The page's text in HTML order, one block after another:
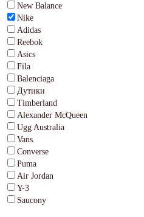
New Balance
Nike
Adidas
Reebok
Asics
Fila
Balenciaga
Дутики
Timberland
Alexander McQueen
Ugg Australia
Vans
Converse
Puma
Air Jordan
Y-3
Saucony